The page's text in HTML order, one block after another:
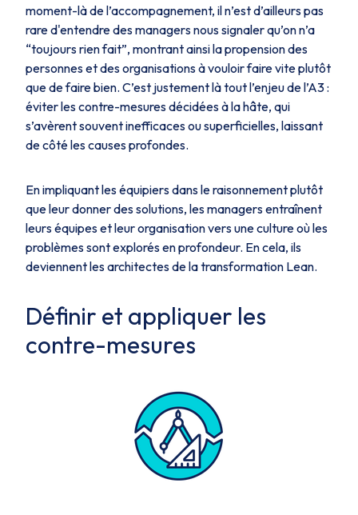
moment-là de l’accompagnement, il n’est d’ailleurs pas
rare d'entendre des managers nous signaler qu’on n’a
“toujours rien fait”, montrant ainsi la propension des
personnes et des organisations à vouloir faire vite plutôt
que de faire bien. C’est justement là tout l’enjeu de l’A3 :
éviter les contre-mesures décidées à la hâte, qui
s’avèrent souvent inefficaces ou superficielles, laissant
de côté les causes profondes.
En impliquant les équipiers dans le raisonnement plutôt
que leur donner des solutions, les managers entraînent
leurs équipes et leur organisation vers une culture où les
problèmes sont explorés en profondeur. En cela, ils
deviennent les architectes de la transformation Lean.
Définir et appliquer les
contre-mesures